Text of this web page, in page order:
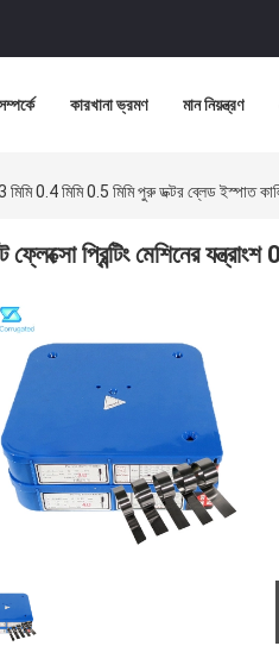
কারখানা ভ্রমণ মান নিয়ন্ত্রণ
মিমি 0.4 মিমি 0.5 মিমি পুরু ডক্টর ব্লেড ইস্পাত কালি
প্রিন্টিং মেশিনের